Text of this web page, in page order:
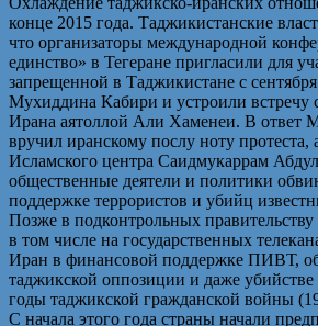
конце 2015 года. Таджикистанские
что организаторы международной
единство» в Тегеране пригласили для
запрещенной в Таджикистане с
Мухиддина Кабири и устроили встречу
Ирана аятоллой Али Хаменеи. В ответ
вручил иранскому послу ноту протеста,
Исламского центра Саидмукаррам
общественные деятели и политики
поддержке террористов и убийц
Позже в подконтрольных
в том числе на государственных
Иран в финансовой поддержке ПИВТ,
таджикской оппозиции и даже
годы таджикской гражданской войны
С начала этого года страны начали